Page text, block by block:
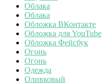
Облака
Облака
Обложка ВКонтакте
Обложка для YouTube
Обложка Фейсбук
Огонь
Огонь
Одежда
Оливковый